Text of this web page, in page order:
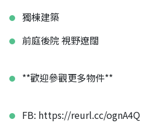
獨棟建築
前庭後院 視野遼闊
**歡迎參觀更多物件**
FB: https://reurl.cc/ognA4Q